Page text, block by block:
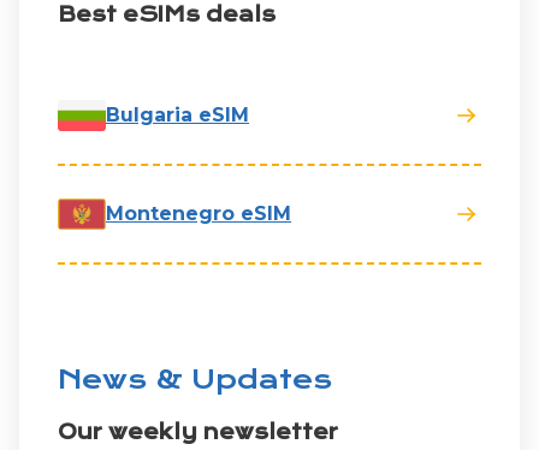
Best eSIMs deals
Bulgaria eSIM
Montenegro eSIM
News & Updates
Our weekly newsletter